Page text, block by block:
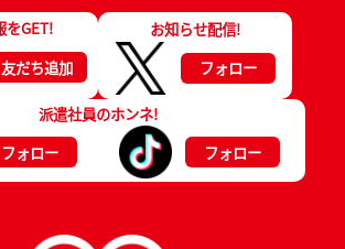
をGET!
友だち追加
お知らせ配信!
フォロー
派遣社員のホンネ!
フォロー
フォロー